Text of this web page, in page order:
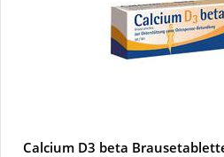
Calcium D3 beta